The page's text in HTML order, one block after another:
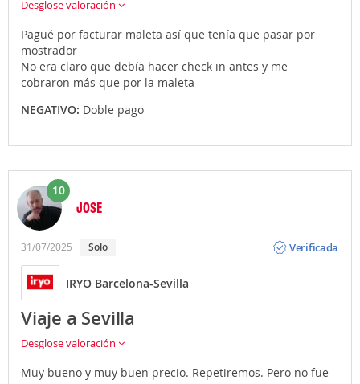
Desglose valoración
Pagué por facturar maleta así que tenía que pasar por
mostrador
No era claro que debía hacer check in antes y me
cobraron más que por la maleta
NEGATIVO: Doble pago
10
JOSE
31/07/2025 solo
Verificada
IRYO Barcelona-Sevilla
Viaje a Sevilla
Desglose valoración
Muy bueno y muy buen precio. Repetiremos. Pero no fue